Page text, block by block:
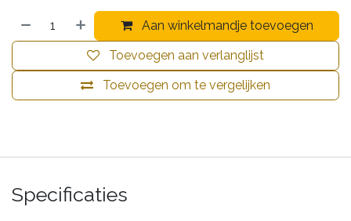
Aan winkelmandje toevoegen
Toevoegen om te vergelijken
Toevoegen aan verlanglijst
Specificaties